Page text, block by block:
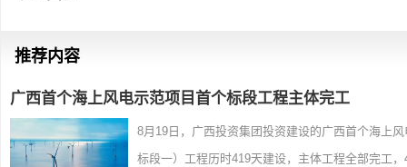
推荐内容
广西首个海上风电示范项目首个标段工程主体完工
8月19日，广西投资集团投资建设的广西首个海上
标段一）工程历时419天建设，主体工程全部完工